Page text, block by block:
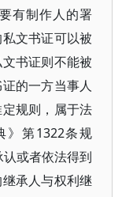
有制作人的署
文书证可以被
书证则不能被
的一方当事人
规则，属于法
》第1322条规
或者依法得到
承人与权利继